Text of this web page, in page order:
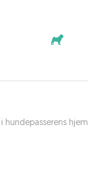
hundepasserens hjem